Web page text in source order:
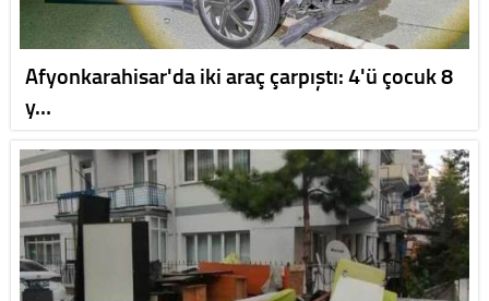
Afyonkarahisar'da iki araç çarpıştı: 4'ü çocuk 8
y…